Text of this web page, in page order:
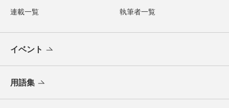
連載一覧 執筆者一覧
イベント
用語集